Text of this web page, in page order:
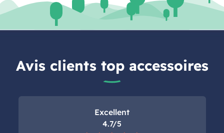
Avis clients top accessoires
Excellent
4.7/5